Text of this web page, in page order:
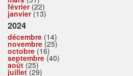
février(22)
janvier(13)
2024
décembre (14)
novembre (25)
octobre (16)
septembre (40)
août (25)
juillet(29)